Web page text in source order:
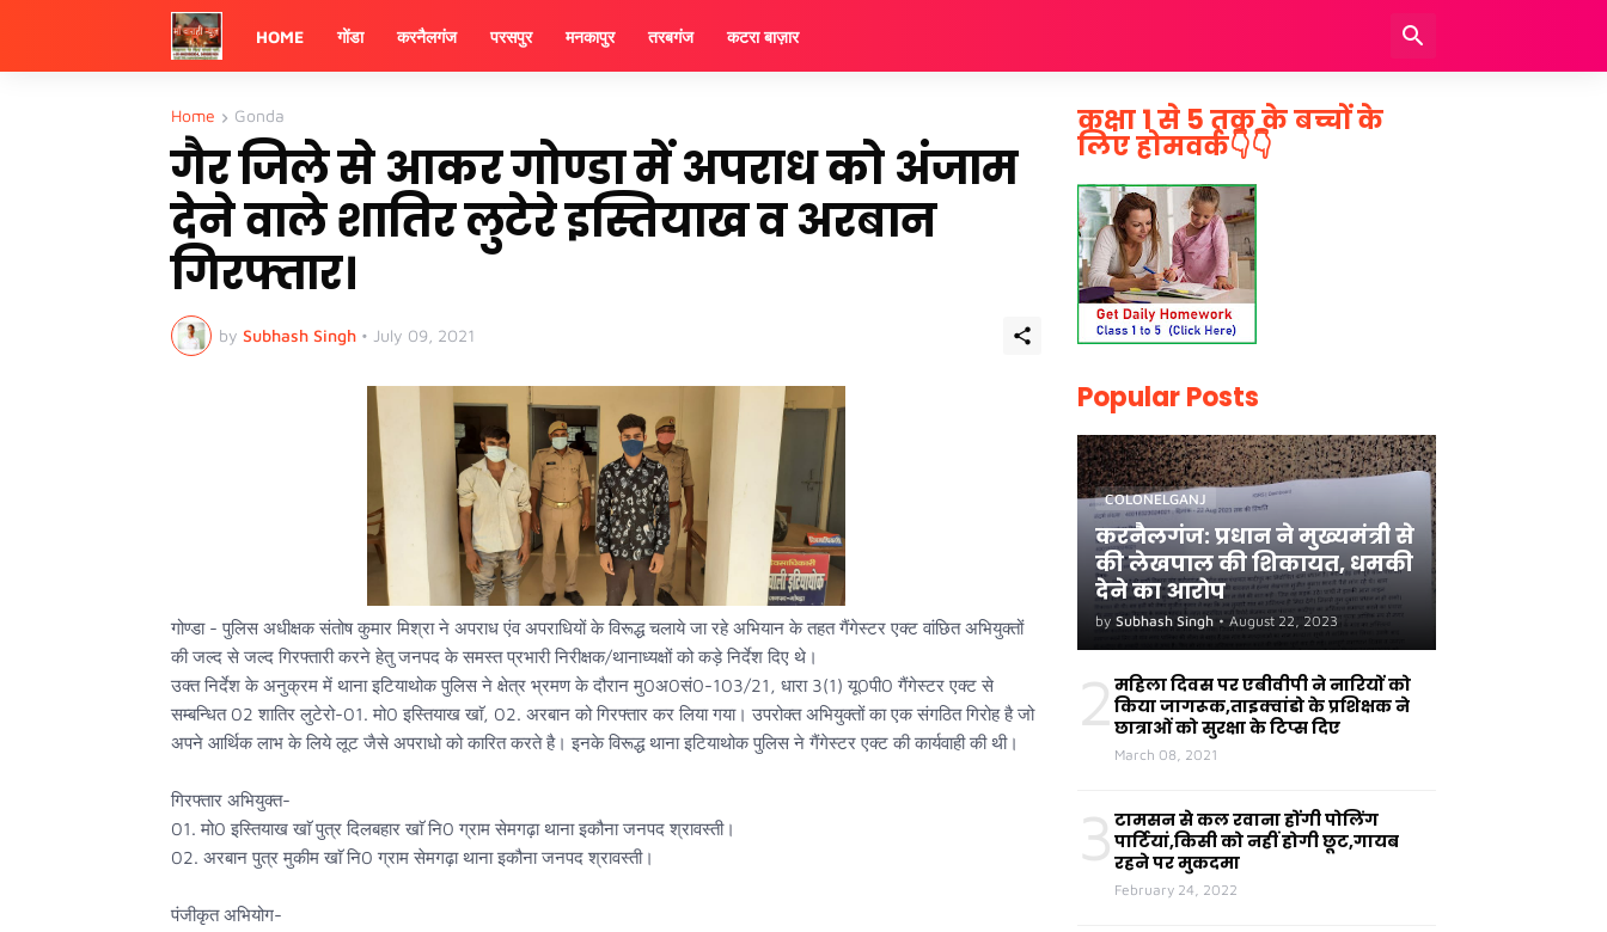
HOME गोंडा करनैलगंज परसपुर मनकापुर तरबगंज कटरा बाज़ार
Home Gonda
गैर जिले से आकर गोण्डा में अपराध को अंजाम
देने वाले शातिर लुटेरे इस्तियाख व अरबान
गिरफ्तार।
by Subhash Singh • July 09, 2021
गोण्डा - पुलिस अधीक्षक संतोष कुमार मिश्रा ने अपराध एंव अपराधियों के विरूद्ध चलाये जा रहे अभियान के तहत गैंगेस्टर एक्ट वांछित अभियुक्तों
की जल्द से जल्द गिरफ्तारी करने हेतु जनपद के समस्त प्रभारी निरीक्षक/थानाध्यक्षों को कड़े निर्देश दिए थे।
उक्त निर्देश के अनुक्रम में थाना इटियाथोक पुलिस ने क्षेत्र भ्रमण के दौरान मु0अ0सं0-103/21, धारा 3(1) यू0पी0 गैंगेस्टर एक्ट से
सम्बन्धित 02 शातिर लुटेरो-01. मो0 इस्तियाख खाॅ, 02. अरबान को गिरफ्तार कर लिया गया। उपरोक्त अभियुक्तों का एक संगठित गिरोह है जो
अपने आर्थिक लाभ के लिये लूट जैसे अपराधो को कारित करते है। इनके विरूद्ध थाना इटियाथोक पुलिस ने गैंगेस्टर एक्ट की कार्यवाही की थी।
गिरफ्तार अभियुक्त-
01. मो0 इस्तियाख खाॅ पुत्र दिलबहार खाॅ नि0 ग्राम सेमगढ़ा थाना इकौना जनपद श्रावस्ती।
02. अरबान पुत्र मुकीम खाॅ नि0 ग्राम सेमगढ़ा थाना इकौना जनपद श्रावस्ती।
पंजीकृत अभियोग-
कक्षा 1 से 5 तक के बच्चों के
लिए होमवर्क👇👇
Popular Posts
COLONELGANJ
करनैलगंज: प्रधान ने मुख्यमंत्री से
की लेखपाल की शिकायत, धमकी
देने का आरोप
by Subhash Singh • August 22, 2023
2 महिला दिवस पर एबीवीपी ने नारियों को
किया जागरूक,ताइक्वांडो के प्रशिक्षक ने
छात्राओं को सुरक्षा के टिप्स दिए
March 08, 2021
3 टामसन से कल रवाना होंगी पोलिंग
पार्टियां,किसी को नहीं होगी छूट,गायब
रहने पर मुकदमा
February 24, 2022